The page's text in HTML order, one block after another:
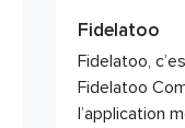
Fidelatoo
Fidelatoo,
Fidelatoo
l’application